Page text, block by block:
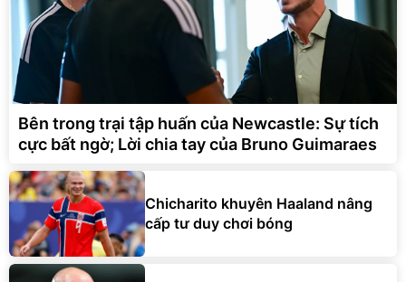
Bên trong trại tập huấn của Newcastle: Sự tích
cực bất ngờ; Lời chia tay của Bruno Guimaraes
Chicharito khuyên Haaland nâng
cấp tư duy chơi bóng